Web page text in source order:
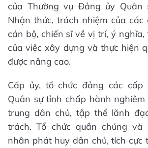
của Thường vụ Đảng ủy Quân
Nhận thức, trách nhiệm của các
cán bộ, chiến sĩ về vị trí, ý
của việc xây dựng và thực hiện
được nâng cao.
Cấp ủy, tổ chức đảng các
Quân sự tỉnh chấp hành
trung dân chủ, tập thể lãnh
trách. Tổ chức quần chúng và
nhân phát huy dân chủ, tích cực